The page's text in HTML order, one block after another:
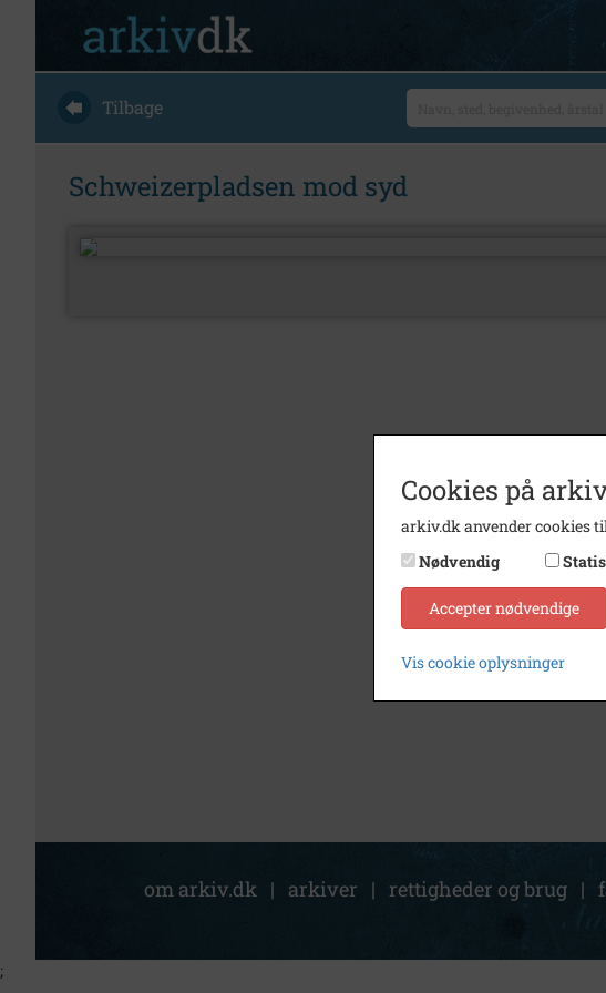
Tilbage
Schweizerpladsen mod syd
om arkiv.dk | arkiver | rettigheder og brug |
Cookies på
arkiv.dk anvender cookies
Nødvendig
Accepter nødvendige
Vis cookie oplysninger
;